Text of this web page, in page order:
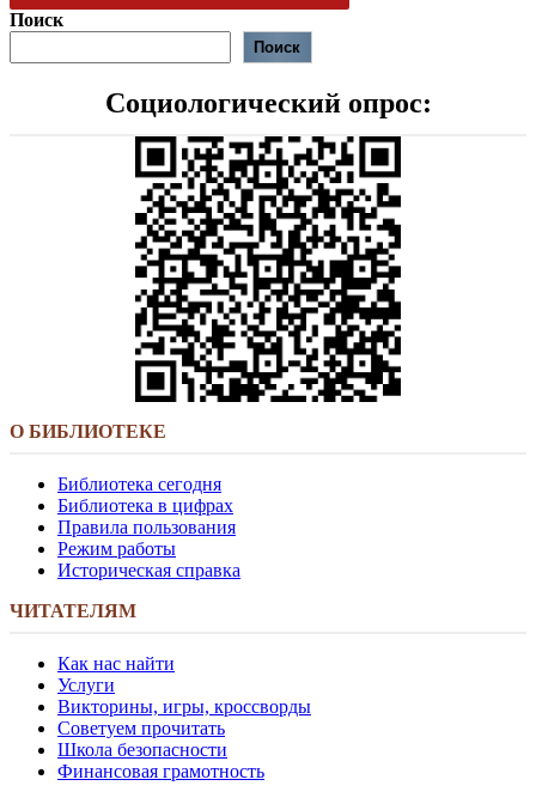
Поиск
Поиск
Социологический опрос:
О БИБЛИОТЕКЕ
Библиотека сегодня
Библиотека в цифрах
Правила пользования
Режим работы
Историческая справка
ЧИТАТЕЛЯМ
Как нас найти
Услуги
Викторины, игры, кроссворды
Советуем прочитать
Школа безопасности
Финансовая грамотность